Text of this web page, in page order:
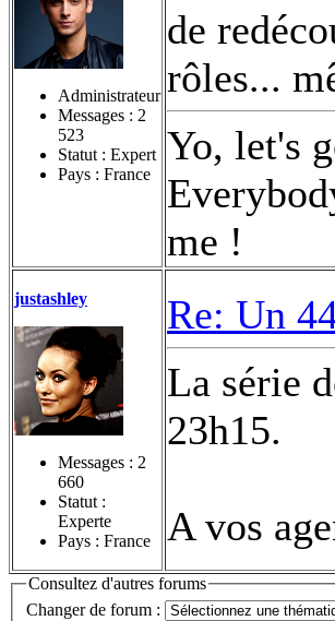
Administrateur
Messages : 2
523
Statut : Expert
Pays : France
de
rôles...
Yo, let's
me !
justashley
Messages : 2
660
Statut :
Experte
Pays : France
Re: Un
La série
23h15.
A vos
Consultez d'autres forums
Changer de forum :